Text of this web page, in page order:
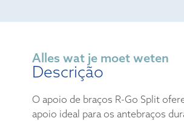
Alles wat je moet weten
Descrição
O apoio de braços R-Go Split
apoio ideal para os antebraços